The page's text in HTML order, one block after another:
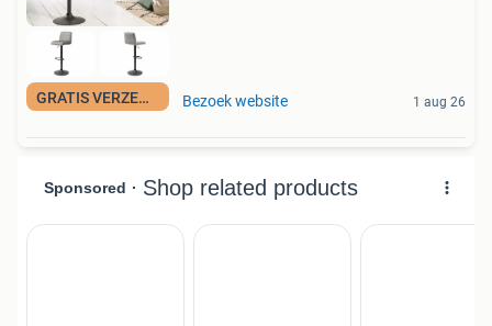
GRATIS VERZENDING Bezoek website 1 aug 26